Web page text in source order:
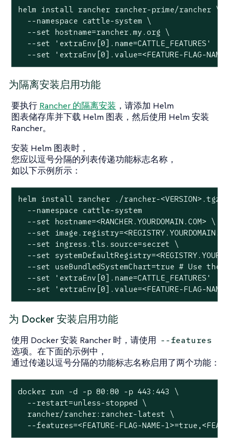
helm install rancher rancher-prime/rancher \
  --namespace cattle-system \
  --set hostname=rancher.my.org \
  --set 'extraEnv[0].name=CATTLE_FEATURES'
--set 'extraEnv[0].value=<FEATURE-FLAG-
为隔离安装启用功能
要执行 Rancher 的隔离安装 ，请添加 Helm
图表储存库并下载 Helm 图表，然后使用 Helm 安装
Rancher。
安装 Helm 图表时，
您应以逗号分隔的列表传递功能标志名称，
如以下示例所示：
helm install rancher ./rancher-<VERSION>.tgz \
  --namespace cattle-system
  --set hostname=<RANCHER.YOURDOMAIN.COM> \
--set
  --set ingress.tls.source=secret \
--set
--set useBundledSystemChart=true # Use the
  --set 'extraEnv[0].name=CATTLE_FEATURES'
--set 'extraEnv[0].value=<FEATURE-FLAG-
为 Docker 安装启用功能
使用 Docker 安装 Rancher 时，请使用 --features
选项。在下面的示例中，
通过传递以逗号分隔的功能标志名称启用了两个功能：
docker run -d -p 80:80 -p 443:443 \
  --restart=unless-stopped \
  rancher/rancher:rancher-latest \
--features=<FEATURE-FLAG-NAME-